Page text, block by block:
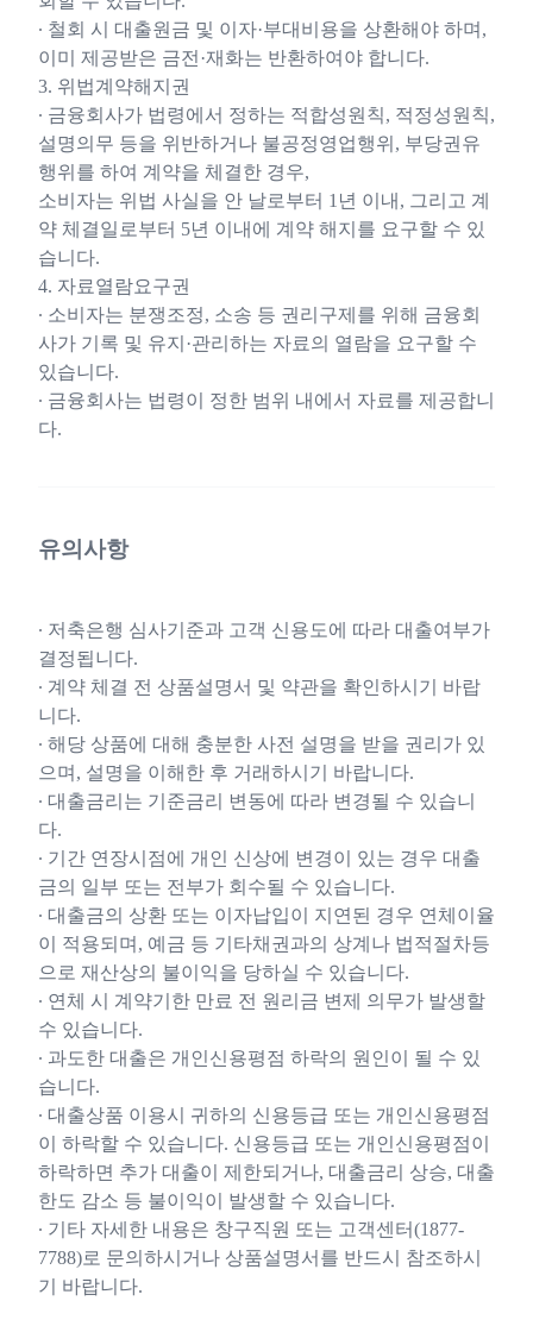
∙ 철회 시 대출원금 및 이자·부대비용을 상환해야 하며,
이미 제공받은 금전·재화는 반환하여야 합니다.
3. 위법계약해지권
∙ 금융회사가 법령에서 정하는 적합성원칙, 적정성원칙,
설명의무 등을 위반하거나 불공정영업행위, 부당권유
행위를 하여 계약을 체결한 경우,
소비자는 위법 사실을 안 날로부터 1년 이내, 그리고 계
약 체결일로부터 5년 이내에 계약 해지를 요구할 수 있
습니다.
4. 자료열람요구권
∙ 소비자는 분쟁조정, 소송 등 권리구제를 위해 금융회
사가 기록 및 유지·관리하는 자료의 열람을 요구할 수
있습니다.
∙ 금융회사는 법령이 정한 범위 내에서 자료를 제공합니
다.
유의사항
∙ 저축은행 심사기준과 고객 신용도에 따라 대출여부가
결정됩니다.
∙ 계약 체결 전 상품설명서 및 약관을 확인하시기 바랍
니다.
∙ 해당 상품에 대해 충분한 사전 설명을 받을 권리가 있
으며, 설명을 이해한 후 거래하시기 바랍니다.
∙ 대출금리는 기준금리 변동에 따라 변경될 수 있습니
다.
∙ 기간 연장시점에 개인 신상에 변경이 있는 경우 대출
금의 일부 또는 전부가 회수될 수 있습니다.
∙ 대출금의 상환 또는 이자납입이 지연된 경우 연체이율
이 적용되며, 예금 등 기타채권과의 상계나 법적절차등
으로 재산상의 불이익을 당하실 수 있습니다.
∙ 연체 시 계약기한 만료 전 원리금 변제 의무가 발생할
수 있습니다.
∙ 과도한 대출은 개인신용평점 하락의 원인이 될 수 있
습니다.
∙ 대출상품 이용시 귀하의 신용등급 또는 개인신용평점
이 하락할 수 있습니다. 신용등급 또는 개인신용평점이
하락하면 추가 대출이 제한되거나, 대출금리 상승, 대출
한도 감소 등 불이익이 발생할 수 있습니다.
∙ 기타 자세한 내용은 창구직원 또는 고객센터(1877-
7788)로 문의하시거나 상품설명서를 반드시 참조하시
기 바랍니다.